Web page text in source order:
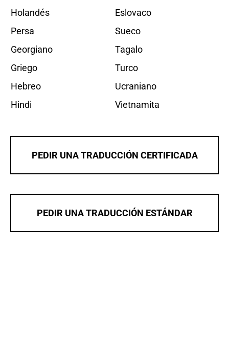
Holandés
Persa
Georgiano
Griego
Hebreo
Hindi
Eslovaco
Sueco
Tagalo
Turco
Ucraniano
Vietnamita
PEDIR UNA TRADUCCIÓN CERTIFICADA
PEDIR UNA TRADUCCIÓN ESTÁNDAR